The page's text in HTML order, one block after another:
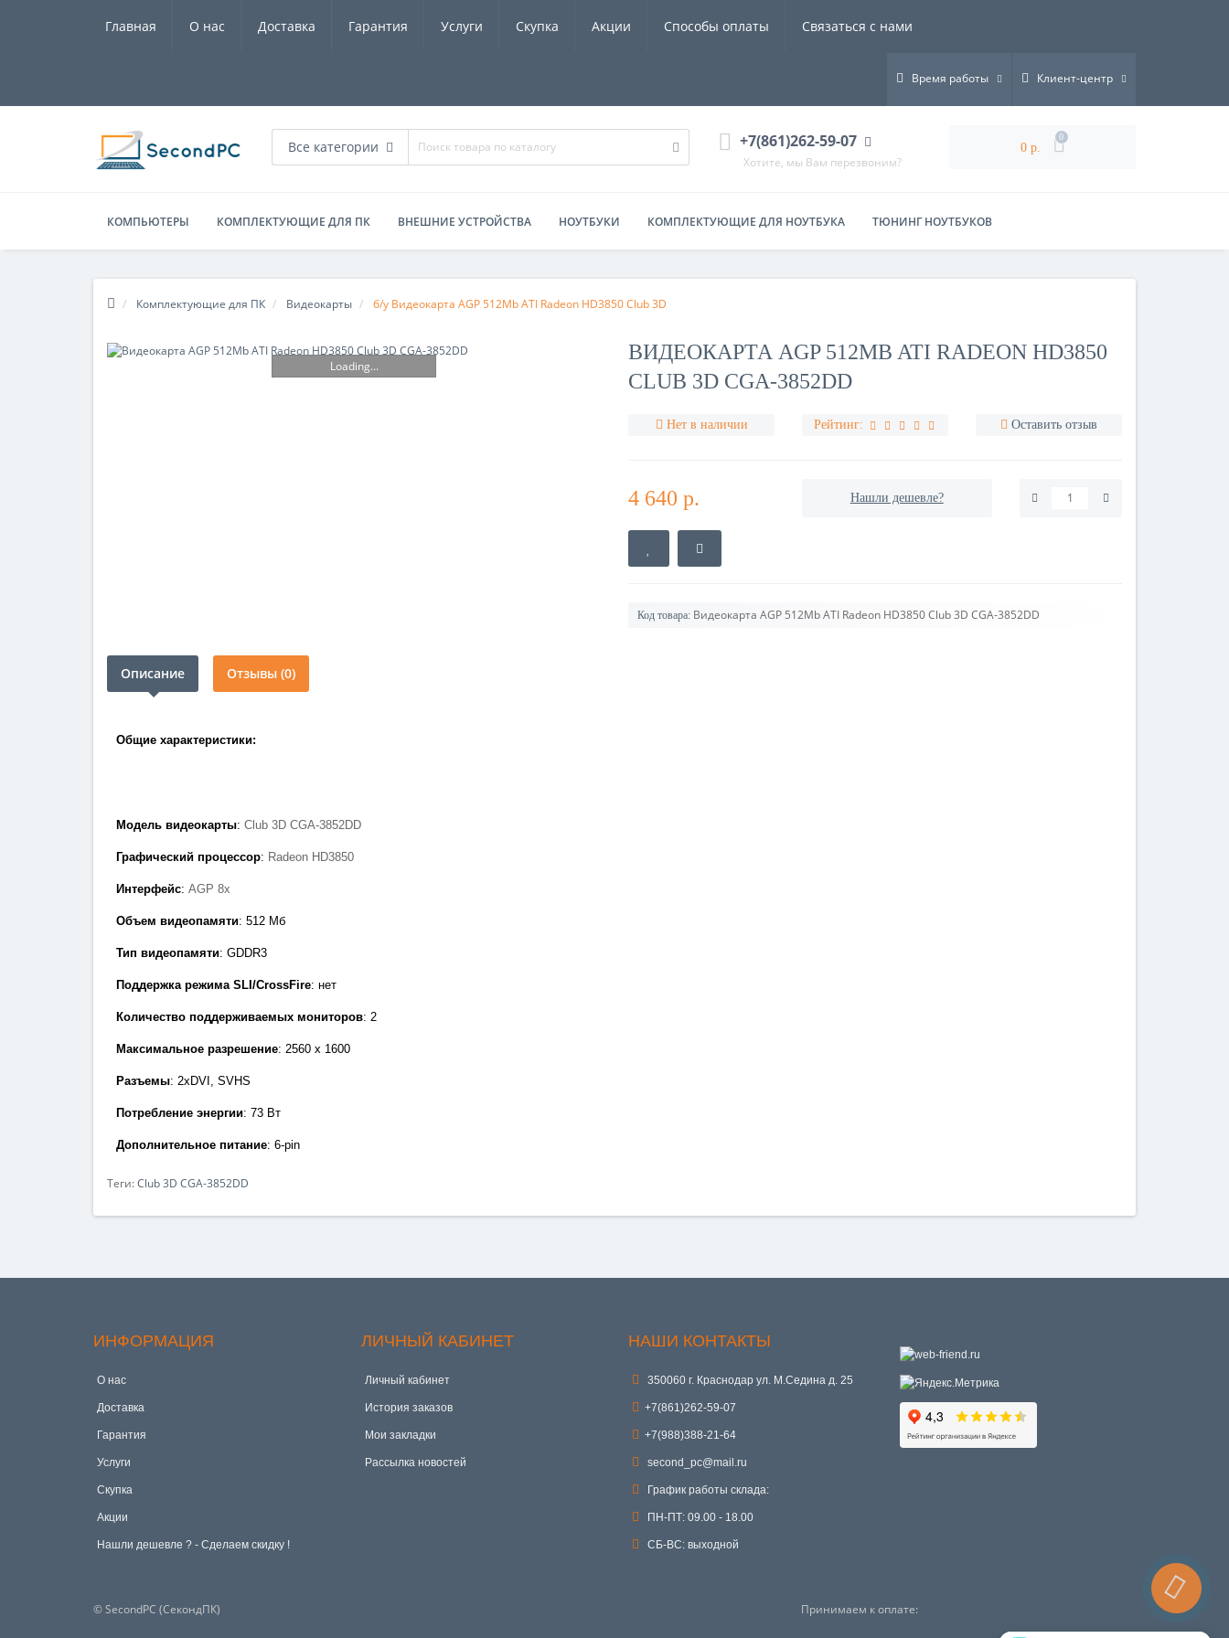
Главная О нас Доставка Гарантия Услуги Скупка Акции Способы оплаты Связаться с нами
Время работы Клиент-центр
Все категории +7(861)262-59-07
Хотите, мы Вам перезвоним?
0 р.
0
КОМПЬЮТЕРЫ КОМПЛЕКТУЮЩИЕ ДЛЯ ПК ВНЕШНИЕ УСТРОЙСТВА НОУТБУКИ КОМПЛЕКТУЮЩИЕ ДЛЯ НОУТБУКА ТЮНИНГ НОУТБУКОВ
Комплектующие для ПК Видеокарты б/у Видеокарта AGP 512Mb ATI Radeon HD3850 Club 3D
Loading...
ВИДЕОКАРТА AGP 512MB ATI RADEON HD3850
CLUB 3D CGA-3852DD
Нет в наличии Рейтинг: Оставить отзыв
4 640 р. Нашли дешевле?
Код товара: Видеокарта AGP 512Mb ATI Radeon HD3850 Club 3D CGA-3852DD
Описание Отзывы (0)
Общие характеристики:
Модель видеокарты: Club 3D CGA-3852DD
Графический процессор: Radeon HD3850
Интерфейс: AGP 8x
Объем видеопамяти: 512 Мб
Тип видеопамяти: GDDR3
Поддержка режима SLI/CrossFire: нет
Количество поддерживаемых мониторов: 2
Максимальное разрешение: 2560 х 1600
Разъемы: 2xDVI, SVHS
Потребление энергии: 73 Вт
Дополнительное питание: 6-pin
Теги:Club 3D CGA-3852DD
ИНФОРМАЦИЯ
О нас
Доставка
Гарантия
Услуги
Скупка
Акции
Hашли дешевле ? - Сделаем скидку !
ЛИЧНЫЙ КАБИНЕТ
Личный кабинет
История заказов
Мои закладки
Рассылка новостей
НАШИ КОНТАКТЫ
350060 г. Краснодар ул. М.Седина д. 25
+7(861)262-59-07
+7(988)388-21-64
second_pc@mail.ru
График работы склада:
ПН-ПТ: 09.00 - 18.00
СБ-ВС: выходной
© SecondPC (СекондПК) Принимаем к оплате: